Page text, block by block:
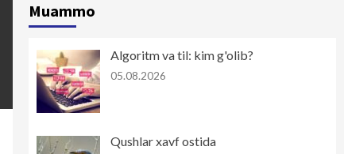
Muammo
Algoritm va til: kim g'olib?
05.08.2026
Qushlar xavf ostida